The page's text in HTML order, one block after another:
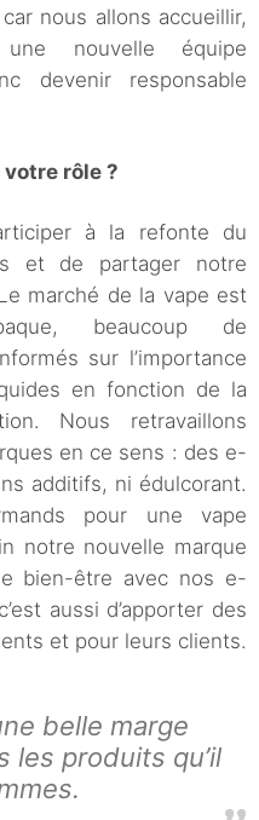
nous allons accueillir,
nouvelle équipe
devenir responsable
rôle ?
à la refonte du
et de partager notre
marché de la vape est
beaucoup de
sur l’importance
en fonction de la
Nous retravaillons
en ce sens : des e-
additifs, ni édulcorant.
pour une vape
notre nouvelle marque
bien-être avec nos e-
aussi d’apporter des
et pour leurs clients.
belle marge
les produits qu’il